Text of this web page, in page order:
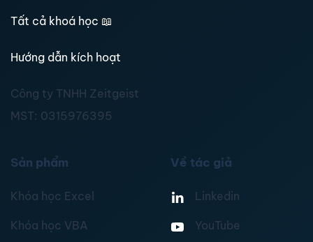
Tất cả khoá học 📖
Hướng dẫn kích hoạt
Công ty TNHH Zeitgeist
MST: 0315976395
Sản phẩm
Khóa học Excel
Khóa học VBA
Về tác giả
Linkedin
YouTube